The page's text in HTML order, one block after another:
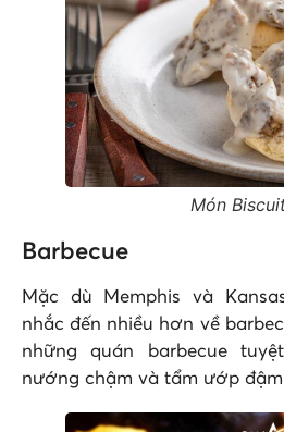
Món
Barbecue
Mặc dù Memphis và
nhắc đến nhiều hơn về
những quán barbecue
nướng chậm và tẩm ướp đậm